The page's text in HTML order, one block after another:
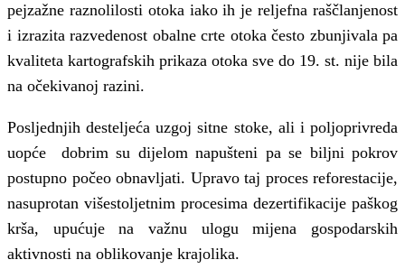
pejzažne raznolilosti otoka iako ih je reljefna raščlanjenost
i izrazita razvedenost obalne crte otoka često zbunjivala pa
kvaliteta kartografskih prikaza otoka sve do 19. st. nije bila
na očekivanoj razini.
Posljednjih desteljeća uzgoj sitne stoke, ali i poljoprivreda
uopće dobrim su dijelom napušteni pa se biljni pokrov
postupno počeo obnavljati. Upravo taj proces reforestacije,
nasuprotan višestoljetnim procesima dezertifikacije paškog
krša, upućuje na važnu ulogu mijena gospodarskih
aktivnosti na oblikovanje krajolika.